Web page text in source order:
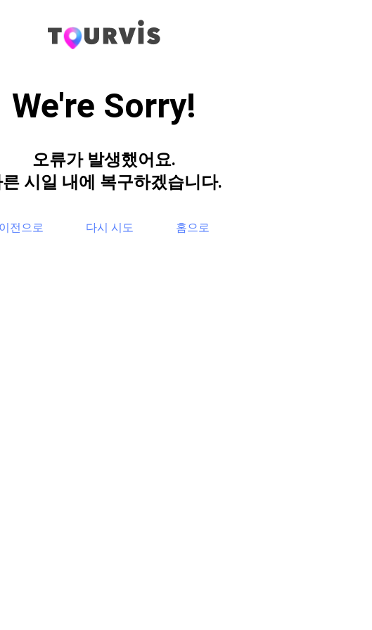
We're Sorry!
오류가 발생했어요.
시일 내에 복구하겠습니다.
이전으로 다시 시도 홈으로